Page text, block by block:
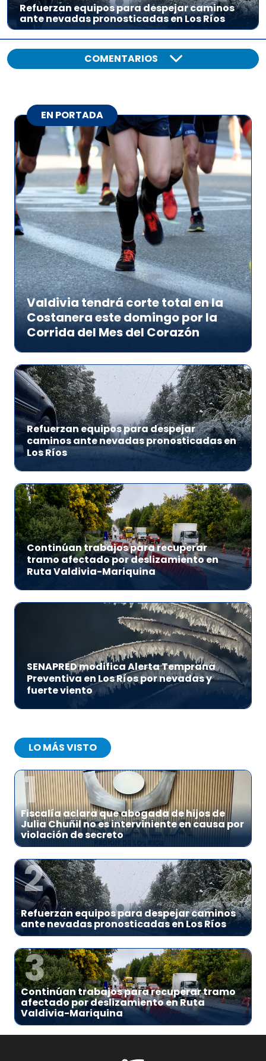
Refuerzan equipos para despejar caminos
ante nevadas pronosticadas en Los Ríos
COMENTARIOS
EN PORTADA
Valdivia tendrá corte total en la
Costanera este domingo por la
Corrida del Mes del Corazón
Refuerzan equipos para despejar
caminos ante nevadas pronosticadas en
Los Ríos
Continúan trabajos para recuperar
tramo afectado por deslizamiento en
Ruta Valdivia-Mariquina
SENAPRED modifica Alerta Temprana
Preventiva en Los Ríos por nevadas y
fuerte viento
LO MÁS VISTO
1
Fiscalía aclara que abogada de hijos de
Julia Chuñil no es interviniente en causa por
violación de secreto
2
Refuerzan equipos para despejar caminos
ante nevadas pronosticadas en Los Ríos
3
Continúan trabajos para recuperar tramo
afectado por deslizamiento en Ruta
Valdivia-Mariquina